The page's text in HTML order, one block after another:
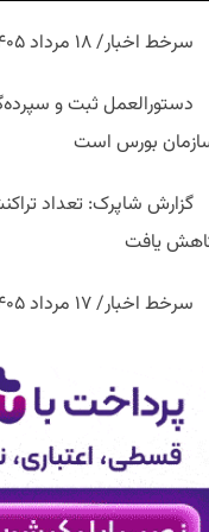
سرخط اخبار/ ۱۸ مرداد ۱۴۰۵
دستورالعمل ثبت و
بورس است
یافت
سرخط اخبار/ ۱۷ مرداد ۱۴۰۵